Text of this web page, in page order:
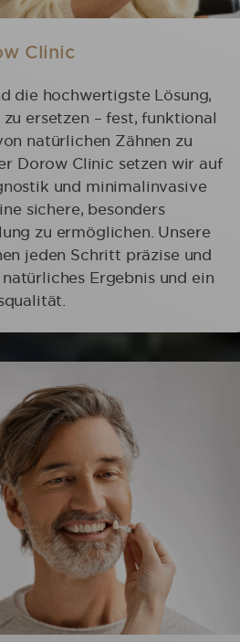
Clinic
die hochwertigste Lösung,
ersetzen – fest, funktional
natürlichen Zähnen zu
Dorow Clinic setzen wir auf
und minimalinvasive
sichere, besonders
zu ermöglichen. Unsere
jeden Schritt präzise und
Ergebnis und ein